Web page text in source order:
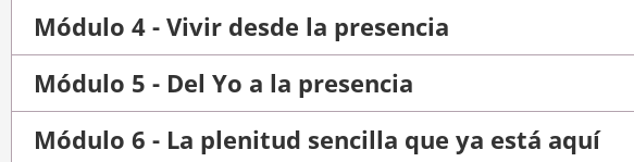
Módulo 4 - Vivir desde la presencia
Módulo 5 - Del Yo a la presencia
Módulo 6 - La plenitud sencilla que ya está aquí